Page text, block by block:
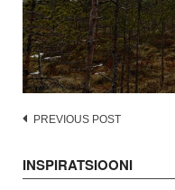
Post
PREVIOUS POST
INSPIRATSIOONI